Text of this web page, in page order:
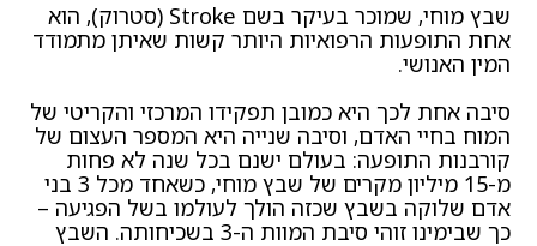
שבץ מוחי, שמוכר בעיקר בשם Stroke (סטרוק), הוא
אחת התופעות הרפואיות היותר קשות שאיתן מתמודד
המין האנושי.
סיבה אחת לכך היא כמובן תפקידו המרכזי והקריטי של
המוח בחיי האדם, וסיבה שנייה היא המספר העצום של
קורבנות התופעה: בעולם ישנם בכל שנה לא פחות
מ-15 מיליון מקרים של שבץ מוחי, כשאחד מכל 3 בני
אדם שלוקה בשבץ שכזה הולך לעולמו בשל הפגיעה –
כך שבימינו זוהי סיבת המוות ה-3 בשכיחותה. השבץ